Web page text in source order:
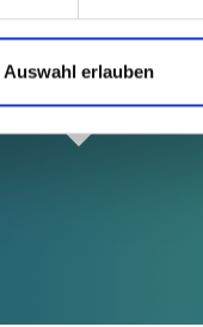
Auswahl erlauben